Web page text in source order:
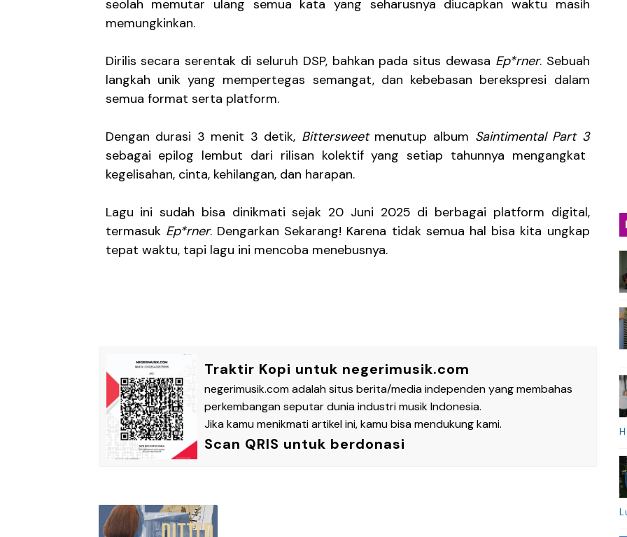
The Joo’s Sajikan Kritik Sosial dalam Balutan Biblical Surf Rock Lewat EP "Eksibisi
Hallimun Menyeruak dari Kabut Sukabumi Lewat EP Perdana Into the Death
seolah memutar ulang semua kata yang seharusnya diucapkan waktu masih
memungkinkan.
Dirilis secara serentak di seluruh DSP, bahkan pada situs dewasa Ep*rner. Sebuah
langkah unik yang mempertegas semangat, dan kebebasan berekspresi dalam
semua format serta platform.
Dengan durasi 3 menit 3 detik, Bittersweetmenutup album Saintimental Part 3
sebagai epilog lembut dari rilisan kolektif yang setiap tahunnya mengangkat
kegelisahan, cinta, kehilangan, dan harapan.
Lagu ini sudah bisa dinikmati sejak 20 Juni 2025 di berbagai platform digital,
termasuk Ep*rner. Dengarkan Sekarang! Karena tidak semua hal bisa kita ungkap
tepat waktu, tapi lagu ini mencoba menebusnya.
Traktir Kopi untuk negerimusik.com
negerimusik.com adalah situs berita/media independen yang membahas
perkembangan seputar dunia industri musik Indonesia.
Jika kamu menikmati artikel ini, kamu bisa mendukung kami.
Scan QRIS untuk berdonasi